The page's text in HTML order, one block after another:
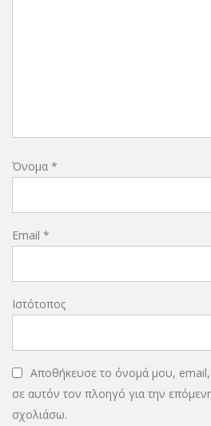
Όνομα *
Email *
Ιστότοπος
Αποθήκευσε το όνομά μου, email,
σε αυτόν τον πλοηγό για την
σχολιάσω.